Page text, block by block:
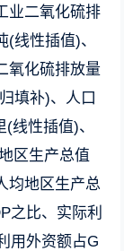
业二氧化硫排
线性插值)、
氧化硫排放量
填补)、人口
线性插值)、
区生产总值
均地区生产总
之比、实际利
用外资额占G